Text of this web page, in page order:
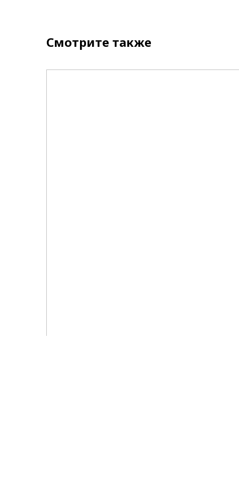
Смотрите также